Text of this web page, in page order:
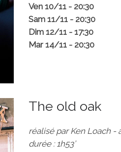
Ven 10/11 - 20:30
Sam 11/11 - 20:30
Dim 12/11 - 17:30
Mar 14/11 - 20:30
The old oak
réalisé par Ken Loach -
durée : 1h53’